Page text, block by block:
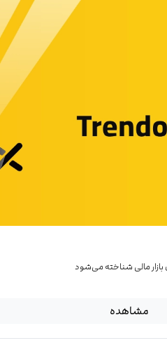
بازار مالی شناخته می‌شود
مشاهده